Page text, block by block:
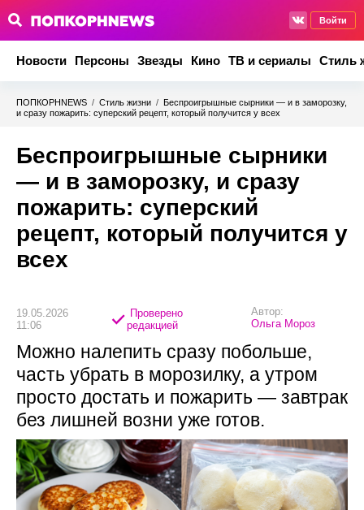
Войти
Новости Персоны Звезды Кино ТВ и сериалы Стиль
ПОПКОРНNEWS / Стиль жизни / Беспроигрышные сырники — и в заморозку,
и сразу пожарить: суперский рецепт, который получится у всех
Беспроигрышные сырники
— и в заморозку, и сразу
пожарить: суперский
рецепт, который получится у
всех
19.05.2026
11:06
Проверено
редакцией
Автор:
Ольга Мороз
Можно налепить сразу побольше,
часть убрать в морозилку, а утром
просто достать и пожарить — завтрак
без лишней возни уже готов.